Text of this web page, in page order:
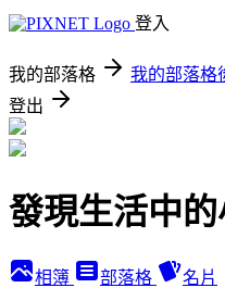
登入
我的部落格 我的部落格
登出
發現生活中
相簿 部落格 名片